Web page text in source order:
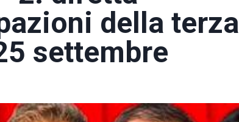
della terza
settembre